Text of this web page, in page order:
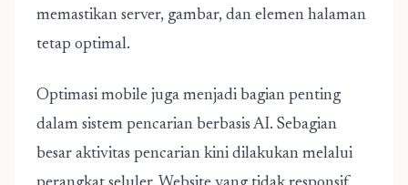
memastikan server, gambar, dan elemen halaman
tetap optimal.
Optimasi mobile juga menjadi bagian penting
dalam sistem pencarian berbasis AI. Sebagian
besar aktivitas pencarian kini dilakukan melalui